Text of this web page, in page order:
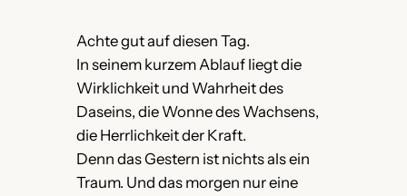
Achte gut auf diesen Tag.
In seinem kurzem Ablauf liegt die
Wirklichkeit und Wahrheit des
Daseins, die Wonne des Wachsens,
die Herrlichkeit der Kraft.
Denn das Gestern ist nichts als ein
Traum. Und das morgen nur eine